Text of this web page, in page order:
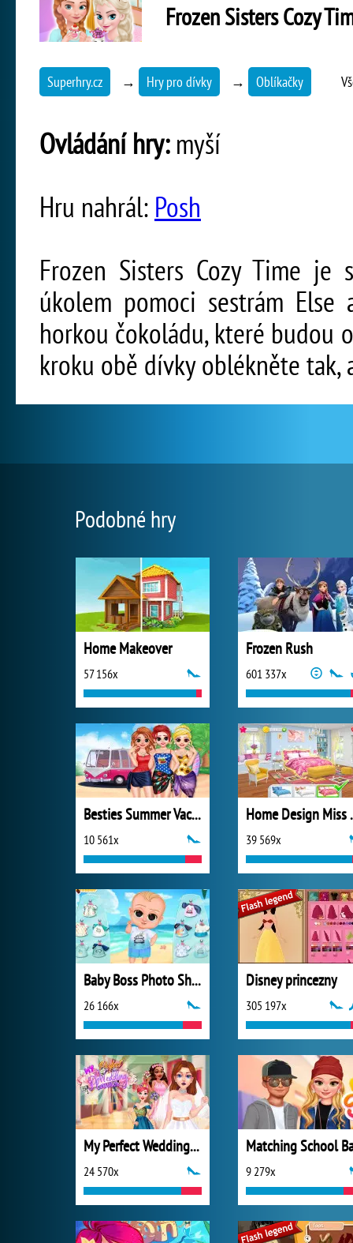
Frozen Sisters Cozy
Superhry.cz → Hry pro dívky → Oblíkačky
Ovládání hry:myší
Hru nahrál: Posh
Frozen Sisters Cozy Time
úkolem pomoci sestrám
horkou čokoládu, které budou
kroku obě dívky oblékněte
Podobné hry
Home Makeover
57 156x
Frozen Rush
601 337x
Besties Summer Vacation
10 561x
Home
39 569x
Baby Boss Photo Shoot
26 166x
Disney princezny
305 197x
My Perfect Wedding Planner
24 570x 9 279x